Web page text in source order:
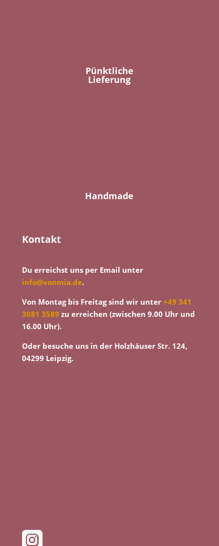
Pünktliche
Lieferung
Handmade
Kontakt
Du erreichst uns per Email unter
info@vonmia.de.
Von Montag bis Freitag sind wir unter +49 341
3081 3589 zu erreichen (zwischen 9.00 Uhr und
16.00 Uhr).
Oder besuche uns in der Holzhäuser Str. 124,
04299 Leipzig.
